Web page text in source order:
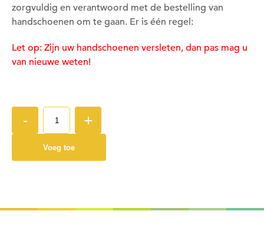
zorgvuldig en verantwoord met de bestelling van
handschoenen om te gaan. Er is één regel:
Let op: Zijn uw handschoenen versleten, dan pas mag u
van nieuwe weten!
- +
Voeg toe
Wil je nu inloggen?
Ja Nee